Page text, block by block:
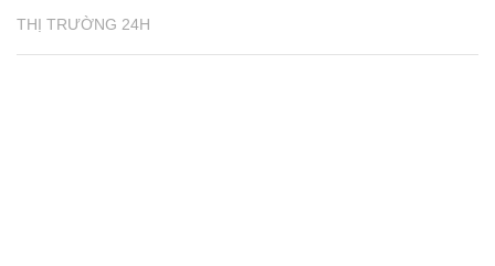
THỊ TRƯỜNG 24H